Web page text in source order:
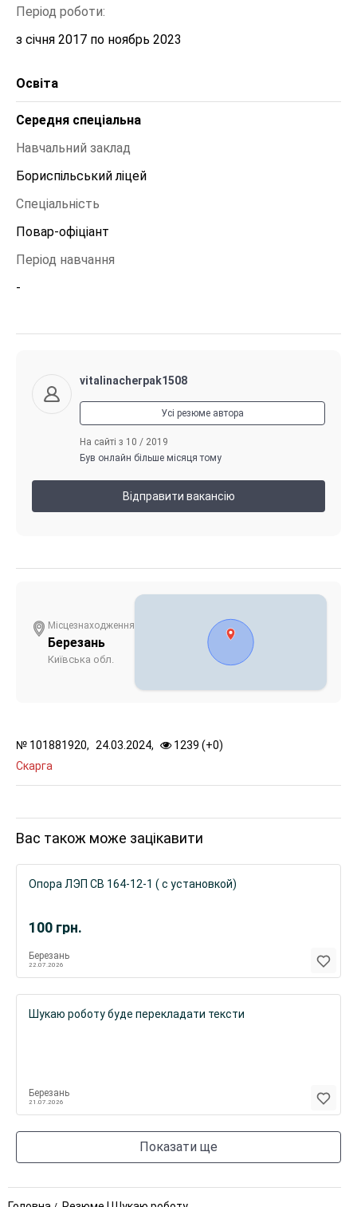
Період роботи:
з січня 2017 по ноябрь 2023
Освіта
Середня спеціальна
Навчальний заклад
Бориспільський ліцей
Спеціальність
Повар-офіціант
Період навчання
-
№ 101881920, 24.03.2024, 1239 (+0)
Скарга
vitalinacherpak1508
Усі резюме автора
На сайті з 10 / 2019
Був онлайн більше місяця тому
Відправити вакансію
Місцезнаходження
Березань
Київська обл.
Вас також може зацікавити
100 грн.
Опора ЛЭП СВ 164-12-1 ( с установкой)
Березань
22.07.2026
Шукаю роботу буде перекладати тексти
Березань
21.07.2026
Показати ще